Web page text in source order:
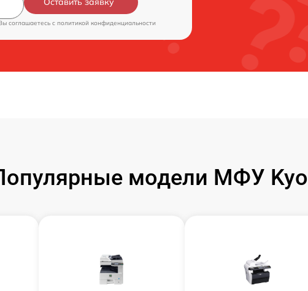
соглашаетесь c политикой конфиденциальности
модели МФУ